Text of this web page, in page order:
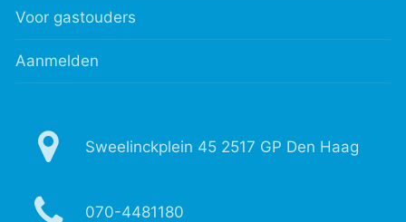
Voor gastouders
Aanmelden
Sweelinckplein 45 2517 GP Den Haag
070-4481180